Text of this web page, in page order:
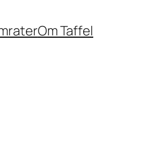
Om Taffel